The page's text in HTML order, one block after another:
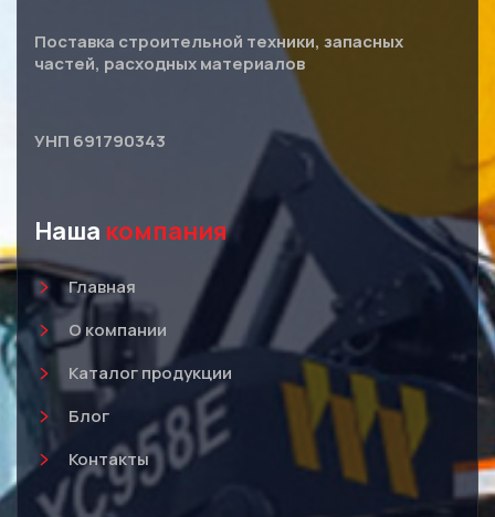
Поставка строительной техники, запасных
частей, расходных материалов
УНП 691790343
Наша компания
Главная
О компании
Каталог продукции
Блог
Контакты